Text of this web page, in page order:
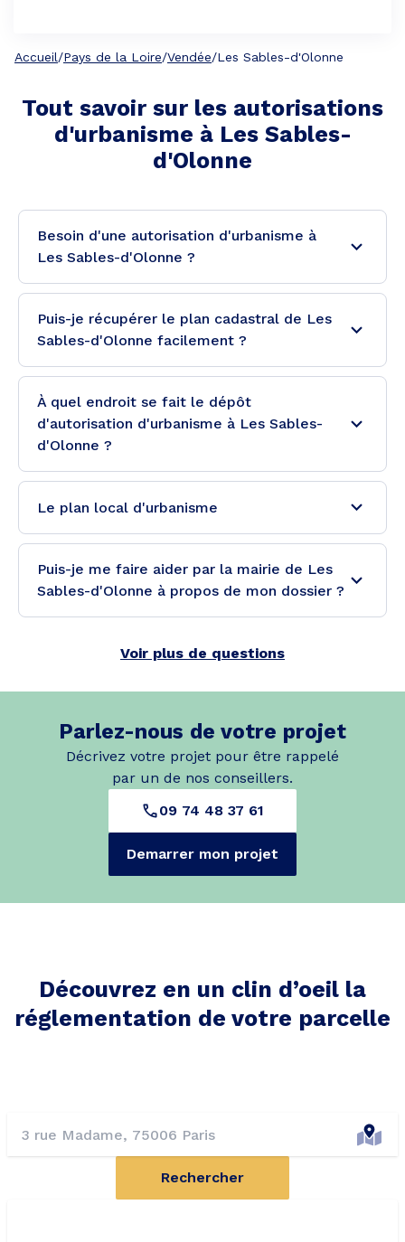
Accueil/Pays de la Loire/Vendée/Les Sables-d'Olonne
Tout savoir sur les autorisations
d'urbanisme à Les Sables-
d'Olonne
Besoin d'une autorisation d'urbanisme à
Les Sables-d'Olonne ?
Puis-je récupérer le plan cadastral de Les
Sables-d'Olonne facilement ?
À quel endroit se fait le dépôt
d'autorisation d'urbanisme à Les Sables-
d'Olonne ?
Le plan local d'urbanisme
Puis-je me faire aider par la mairie de Les
Sables-d'Olonne à propos de mon dossier ?
Voir plus de questions
Parlez-nous de votre projet
Décrivez votre projet pour être rappelé
par un de nos conseillers.
09 74 48 37 61
Demarrer mon projet
Découvrez en un clin d’oeil la
réglementation de votre parcelle
Rechercher